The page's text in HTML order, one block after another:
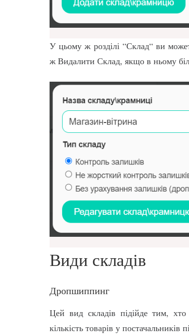
У цьому ж розділі “Склад“ ви
ж Видалити Склад, якщо в ньому
Види складів
Дропшиппинг
Цей вид складів підійде тим,
кількість товарів у постачальників